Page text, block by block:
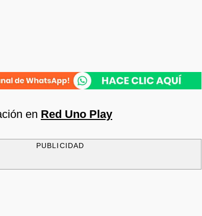
en Red Uno Play
PUBLICIDAD